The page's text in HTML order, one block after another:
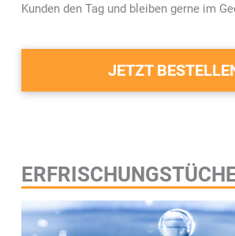
Kunden den Tag und bleiben gerne im
JETZT